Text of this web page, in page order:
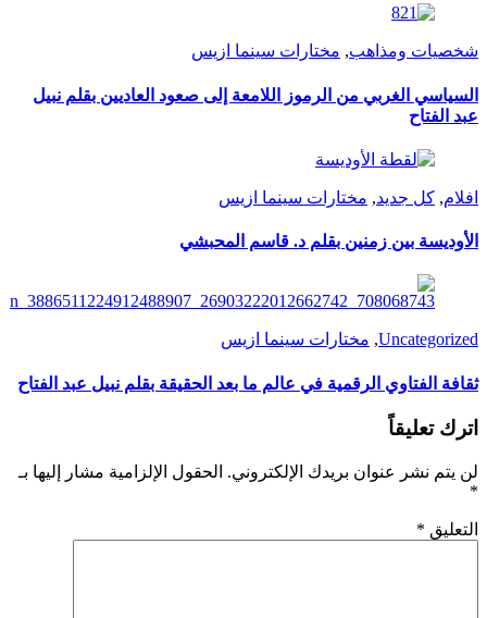
شخصيات ومذاهب, مختارات سينما ازيس
السياسي الغربي من الرموز اللامعة إلى صعود العاديين بقلم نبيل
عبد الفتاح
افلام, كل جديد, مختارات سينما ازيس
الأوديسة بين زمنين بقلم د. قاسم المحبشي
Uncategorized
, مختارات سينما ازيس
ثقافة الفتاوي الرقمية في عالم ما بعد الحقيقة بقلم نبيل عبد الفتاح
اترك تعليقاً
لن يتم نشر عنوان بريدك الإلكتروني. الحقول الإلزامية مشار إليها بـ
*
التعليق *